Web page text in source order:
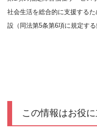
社会生活を総合的に支援する
設（同法第5条第6項に規定す
この情報はお役